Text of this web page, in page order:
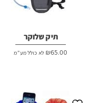
תיק שלוקר
₪65.00 לא כולל מע"מ